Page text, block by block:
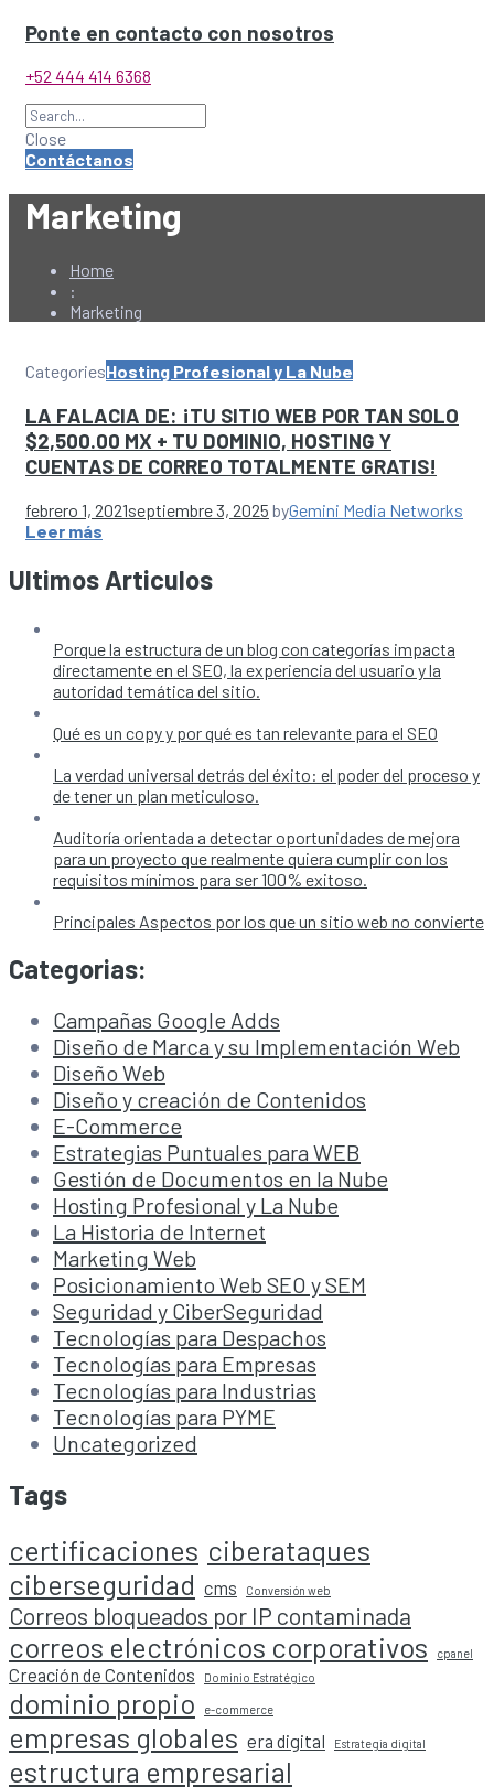
Ponte en contacto con nosotros
+52 444 414 6368
Close
Contáctanos
Marketing
Home
:
Marketing
CategoriesHosting Profesional y La Nube
LA FALACIA DE: ¡TU SITIO WEB POR TAN SOLO
$2,500.00 MX + TU DOMINIO, HOSTING Y
CUENTAS DE CORREO TOTALMENTE GRATIS!
febrero 1, 2021septiembre 3, 2025 byGemini Media Networks
Leer más
Ultimos Articulos
Porque la estructura de un blog con categorías impacta
directamente en el SEO, la experiencia del usuario y la
autoridad temática del sitio.
Qué es un copy y por qué es tan relevante para el SEO
La verdad universal detrás del éxito: el poder del proceso y
de tener un plan meticuloso.
Auditoría orientada a detectar oportunidades de mejora
para un proyecto que realmente quiera cumplir con los
requisitos mínimos para ser 100% exitoso.
Principales Aspectos por los que un sitio web no convierte
Categorias:
Campañas Google Adds
Diseño de Marca y su Implementación Web
Diseño Web
Diseño y creación de Contenidos
E-Commerce
Estrategias Puntuales para WEB
Gestión de Documentos en la Nube
Hosting Profesional y La Nube
La Historia de Internet
Marketing Web
Posicionamiento Web SEO y SEM
Seguridad y CiberSeguridad
Tecnologías para Despachos
Tecnologías para Empresas
Tecnologías para Industrias
Tecnologías para PYME
Uncategorized
Tags
certificaciones ciberataques
ciberseguridad cms Conversión web
Correos bloqueados por IP contaminada
correos electrónicos corporativos cpanel
Creación de Contenidos Dominio Estratégico
dominio propio e-commerce
empresas globales era digital Estrategia digital
estructura empresarial